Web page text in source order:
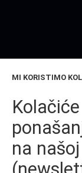
MI KORISTIMO
na